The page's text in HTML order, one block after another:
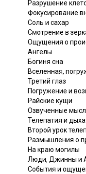
Разрушение
Фокусирование
Соль и сахар
Смотрение в
Ощущения о
Ангелы
Богиня сна
Вселенная,
Третий глаз
Погружение и
Райские кущи
Озвученные
Телепатия и
Второй урок
Размышления о
На краю могилы
Люди, Джинны и
События и